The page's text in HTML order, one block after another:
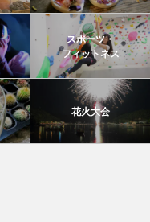
スポーツ・
フィットネス
花火大会